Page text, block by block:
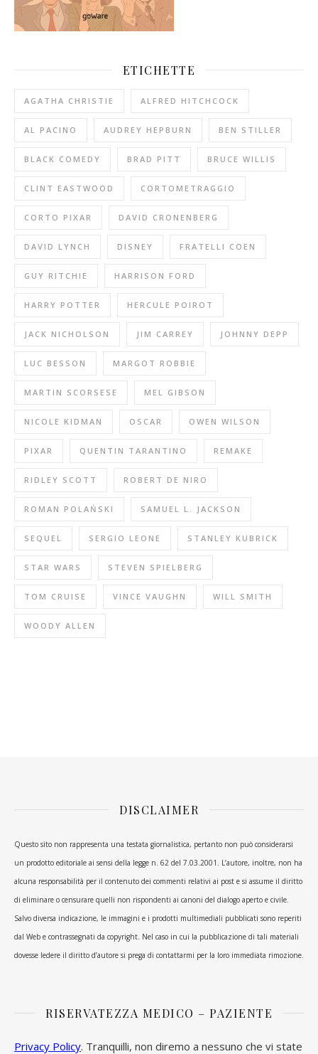
ETICHETTE
AGATHA CHRISTIE ALFRED HITCHCOCK
AL PACINO AUDREY HEPBURN BEN STILLER
BLACK COMEDY BRAD PITT BRUCE WILLIS
CLINT EASTWOOD CORTOMETRAGGIO
CORTO PIXAR DAVID CRONENBERG
DAVID LYNCH DISNEY FRATELLI COEN
GUY RITCHIE HARRISON FORD
HARRY POTTER HERCULE POIROT
JACK NICHOLSON JIM CARREY JOHNNY DEPP
LUC BESSON MARGOT ROBBIE
MARTIN SCORSESE MEL GIBSON
NICOLE KIDMAN OSCAR OWEN WILSON
PIXAR QUENTIN TARANTINO REMAKE
RIDLEY SCOTT ROBERT DE NIRO
ROMAN POLAŃSKI SAMUEL L. JACKSON
SEQUEL SERGIO LEONE STANLEY KUBRICK
STAR WARS STEVEN SPIELBERG
TOM CRUISE VINCE VAUGHN WILL SMITH
WOODY ALLEN
DISCLAIMER
Questo sito non rappresenta una testata giornalistica, pertanto non può considerarsi
un prodotto editoriale ai sensi della legge n. 62 del 7.03.2001. L’autore, inoltre, non ha
alcuna responsabilità per il contenuto dei commenti relativi ai post e si assume il diritto
di eliminare o censurare quelli non rispondenti ai canoni del dialogo aperto e civile.
Salvo diversa indicazione, le immagini e i prodotti multimediali pubblicati sono reperiti
dal Web e contrassegnati da copyright. Nel caso in cui la pubblicazione di tali materiali
dovesse ledere il diritto d’autore si prega di contattarmi per la loro immediata rimozione.
RISERVATEZZA MEDICO – PAZIENTE
Privacy Policy. Tranquilli, non diremo a nessuno che vi state